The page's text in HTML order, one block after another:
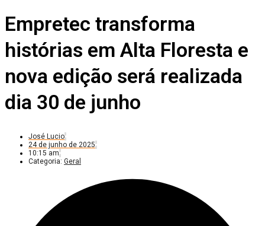
Empretec transforma
histórias em Alta Floresta e
nova edição será realizada
dia 30 de junho
José Lucio
24 de junho de 2025
10:15 am
Categoria: Geral